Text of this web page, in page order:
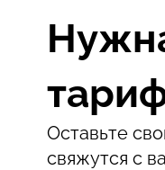
Оставьте
свяжутся с